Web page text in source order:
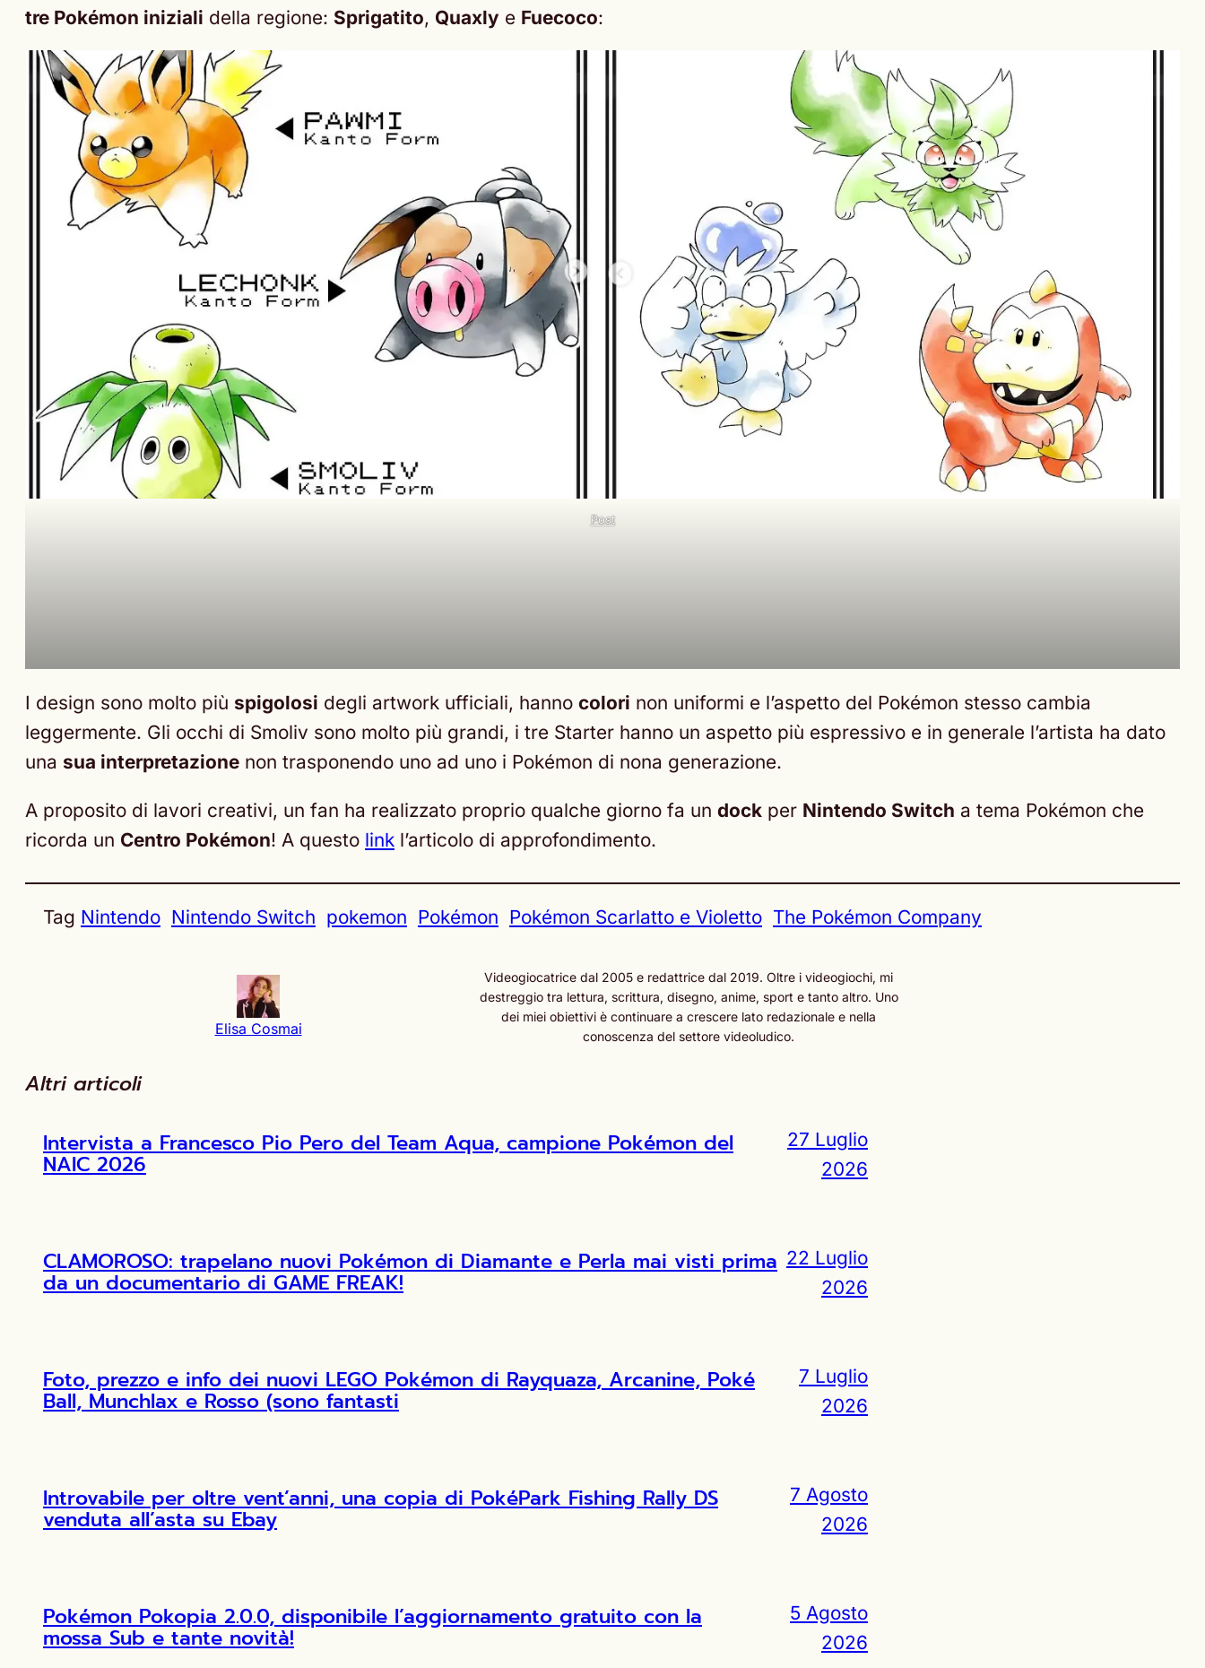
tre Pokémon iniziali della regione: Sprigatito, Quaxly e Fuecoco:
Post
I design sono molto più spigolosi degli artwork ufficiali, hanno colori non uniformi e l’aspetto del Pokémon stesso cambia
leggermente. Gli occhi di Smoliv sono molto più grandi, i tre Starter hanno un aspetto più espressivo e in generale l’artista ha dato
una sua interpretazione non trasponendo uno ad uno i Pokémon di nona generazione.
A proposito di lavori creativi, un fan ha realizzato proprio qualche giorno fa un dock per Nintendo Switch a tema Pokémon che
ricorda un Centro Pokémon! A questo link l’articolo di approfondimento.
Tag Nintendo Nintendo Switch pokemon Pokémon Pokémon Scarlatto e Violetto The Pokémon Company
Elisa Cosmai
Videogiocatrice dal 2005 e redattrice dal 2019. Oltre i videogiochi, mi
destreggio tra lettura, scrittura, disegno, anime, sport e tanto altro. Uno
dei miei obiettivi è continuare a crescere lato redazionale e nella
conoscenza del settore videoludico.
Altri articoli
Intervista a Francesco Pio Pero del Team Aqua, campione Pokémon del
NAIC 2026
27 Luglio
2026
CLAMOROSO: trapelano nuovi Pokémon di Diamante e Perla mai visti prima
da un documentario di GAME FREAK!
22 Luglio
2026
Foto, prezzo e info dei nuovi LEGO Pokémon di Rayquaza, Arcanine, Poké
Ball, Munchlax e Rosso (sono fantasti
7 Luglio
2026
Introvabile per oltre vent’anni, una copia di PokéPark Fishing Rally DS
venduta all’asta su Ebay
7 Agosto
2026
Pokémon Pokopia 2.0.0, disponibile l’aggiornamento gratuito con la
mossa Sub e tante novità!
5 Agosto
2026